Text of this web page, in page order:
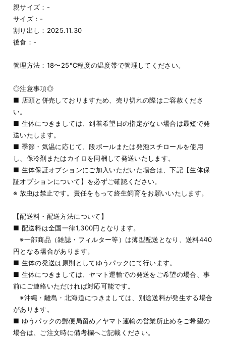
親サイズ：-
サイズ：-
割り出し：2025.11.30
後食：-
管理方法：18〜25℃程度の温度帯で管理してください。
◎注意事項◎
■ 店頭と併売しておりますため、売り切れの際はご容赦くださ
い。
■ 生体につきましては、到着希望日の指定がない場合は最短で発
送いたします。
■ 季節・気温に応じて、段ボールまたは発泡スチロールを使用
し、保冷剤またはカイロを同梱して発送いたします。
■ 生体保証オプションにご加入いただいた場合は、下記【生体保
証オプションについて】を必ずご確認ください。
※ 放虫は禁止です。責任をもって終生飼育をお願いいたします。
【配送料・配送方法について】
■ 配送料は全国一律1,300円となります。
※一部商品（雑誌・フィルター等）は薄型配送となり、送料440
円となる場合があります。
■ 生体の発送は原則としてゆうパックにて行います。
■ 生体につきましては、ヤマト運輸での発送をご希望の場合、事
前にご連絡いただければ対応可能です。
※沖縄・離島・北海道につきましては、別途送料が発生する場合
があります。
■ ゆうパックの郵便局留め／ヤマト運輸の営業所止めをご希望の
場合は、ご注文時に備考欄へご記載ください。